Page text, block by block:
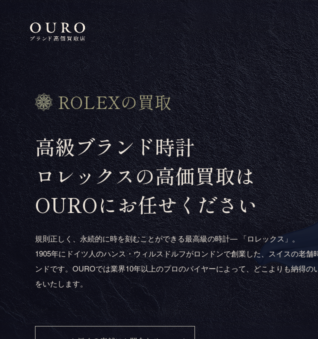
ROLEXの買取
高級ブランド時計
ロレックスの高価買取は
OUROにお任せください
規則正しく、永続的に時を刻むことができる最高級の時計― 「ロレックス」。
1905年にドイツ人のハンス・ウィルスドルフがロンドンで創業した、スイスの老舗
ンドです。OUROでは業界10年以上のプロのバイヤーによって、どこよりも納得の
をいたします。